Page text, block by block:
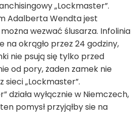
„Lockmaster”.
Adalberta Wendta jest
wezwać ślusarza. Infolinia
na okrągło przez 24 godziny,
nie psują się tylko przed
od pory, żaden zamek nie
sieci „Lockmaster”.
działa wyłącznie w Niemczech,
pomysł przyjąłby sie na